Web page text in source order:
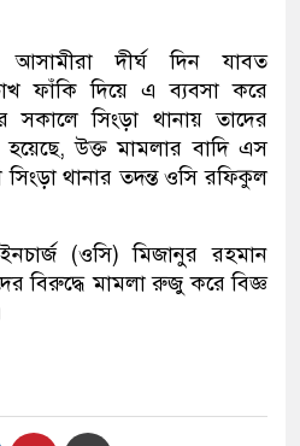
দীর্ঘ দিন যাবত
ফাঁকি দিয়ে এ ব্যবসা করে
সিংড়া থানায় তাদের
উক্ত মামলার বাদি এস
থানার তদন্ত ওসি রফিকুল
(ওসি) মিজানুর রহমান
বিরুদ্ধে মামলা রুজু করে বিজ্ঞ